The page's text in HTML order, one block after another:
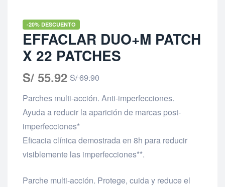
-20% DESCUENTO
EFFACLAR DUO+M PATCH
X 22 PATCHES
S/69.90
S/ 55.92
Parches multi-acción. Anti-imperfecciones.
Ayuda a reducir la aparición de marcas post-
imperfecciones*
Eficacia clínica demostrada en 8h para reducir
visiblemente las imperfecciones**.
Parche multi-acción. Protege, cuida y reduce el